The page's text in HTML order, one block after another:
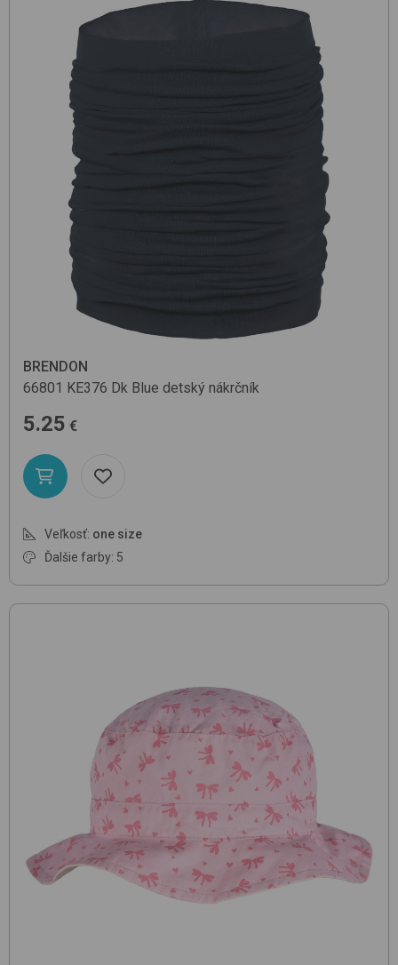
BRENDON
66801 KE376 Dk Blue detský nákrčník
5.25 €
Veľkosť: one size
Ďalšie farby: 5